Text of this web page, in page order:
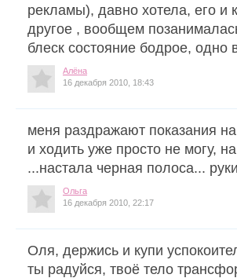
рекламы), давно хотела, его и
другое , вообщем
блеск состояние бодрое, одно
Алёна
16 декабря 2010, 18:43
меня раздражают показания
и ходить уже просто не могу,
...настала черная полоса...
Ольга
16 декабря 2010, 22:17
Оля, держись и купи
ты радуйся, твоё тело